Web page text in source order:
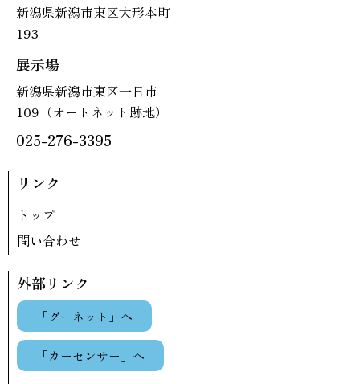
新潟県新潟市東区大形本町
193
展示場
新潟県新潟市東区一日市
109（オートネット跡地）
025-276-3395
リンク
トップ
問い合わせ
外部リンク
「グーネット」へ
「カーセンサー」へ